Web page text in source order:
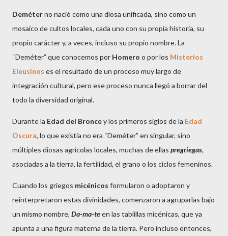
Deméterno nació como una diosa unificada, sino como un
mosaico de cultos locales, cada uno con su propia historia, su
propio carácter y, a veces, incluso su propio nombre. La
“Deméter” que conocemos por Homero o por los Misterios
Eleusinos es el resultado de un proceso muy largo de
integración cultural, pero ese proceso nunca llegó a borrar del
todo la diversidad original.
Durante la Edad del Broncey los primeros siglos de la Edad
Oscura, lo que existía no era “Deméter” en singular, sino
múltiples diosas agrícolas locales, muchas de ellas pregriegas,
asociadas a la tierra, la fertilidad, el grano o los ciclos femeninos.
Cuando los griegos micénicos formularon o adoptaron y
reinterpretaron estas divinidades, comenzaron a agruparlas bajo
un mismo nombre, Da-ma-teen las tablillas micénicas, que ya
apunta a una figura materna de la tierra. Pero incluso entonces,